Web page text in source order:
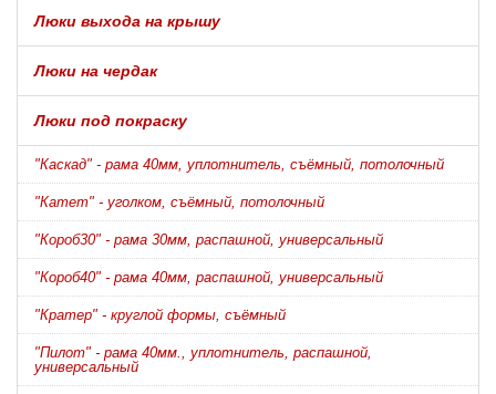
Люки выхода на крышу
Люки на чердак
Люки под покраску
"Каскад" - рама 40мм, уплотнитель, съёмный, потолочный
"Катет" - уголком, съёмный, потолочный
"Короб30" - рама 30мм, распашной, универсальный
"Короб40" - рама 40мм, распашной, универсальный
"Кратер" - круглой формы, съёмный
"Пилот" - рама 40мм., уплотнитель, распашной,
универсальный